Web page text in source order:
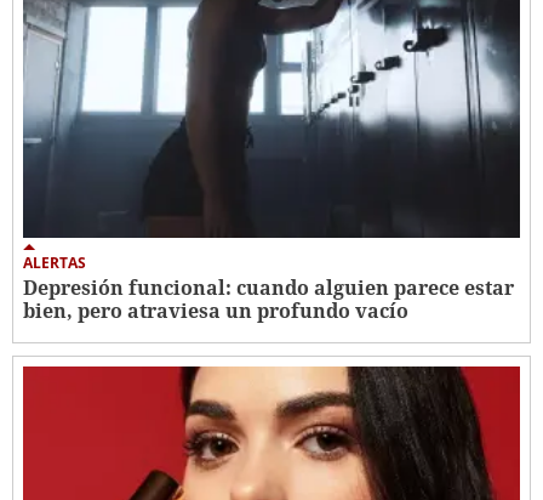
ALERTAS
Depresión funcional: cuando alguien parece estar
bien, pero atraviesa un profundo vacío